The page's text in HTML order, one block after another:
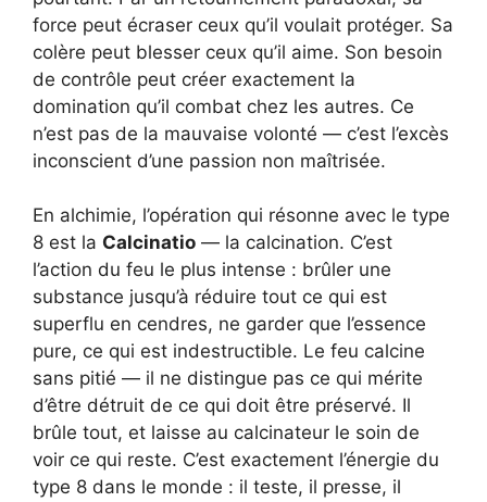
force peut écraser ceux qu’il voulait protéger. Sa
colère peut blesser ceux qu’il aime. Son besoin
de contrôle peut créer exactement la
domination qu’il combat chez les autres. Ce
n’est pas de la mauvaise volonté — c’est l’excès
inconscient d’une passion non maîtrisée.
En alchimie, l’opération qui résonne avec le type
8 est la Calcinatio — la calcination. C’est
l’action du feu le plus intense : brûler une
substance jusqu’à réduire tout ce qui est
superflu en cendres, ne garder que l’essence
pure, ce qui est indestructible. Le feu calcine
sans pitié — il ne distingue pas ce qui mérite
d’être détruit de ce qui doit être préservé. Il
brûle tout, et laisse au calcinateur le soin de
voir ce qui reste. C’est exactement l’énergie du
type 8 dans le monde : il teste, il presse, il